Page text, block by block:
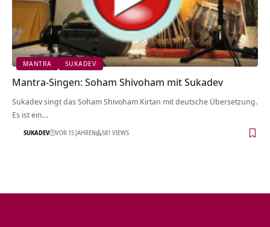
MANTRA SUKADEV
Mantra-Singen: Soham Shivoham mit Sukadev
Sukadev singt das Soham Shivoham Kirtan mit deutsche Übersetzung.
Es ist ein…
SUKADEV VOR 15 JAHREN 581 VIEWS